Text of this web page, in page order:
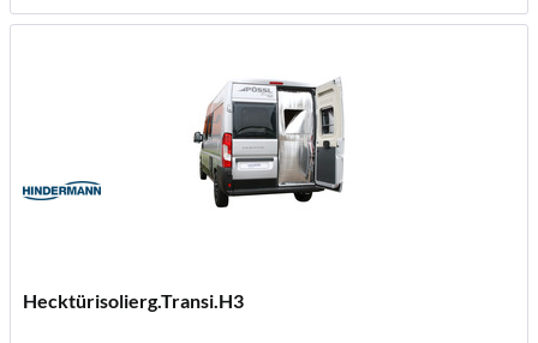
Hecktürisolierg.Transi.H3